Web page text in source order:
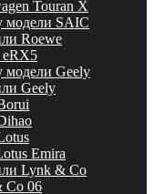
Touran X
модели SAIC
Roewe
eRX5
модели Geely
Geely
Emira
Lynk & Co
Co 06